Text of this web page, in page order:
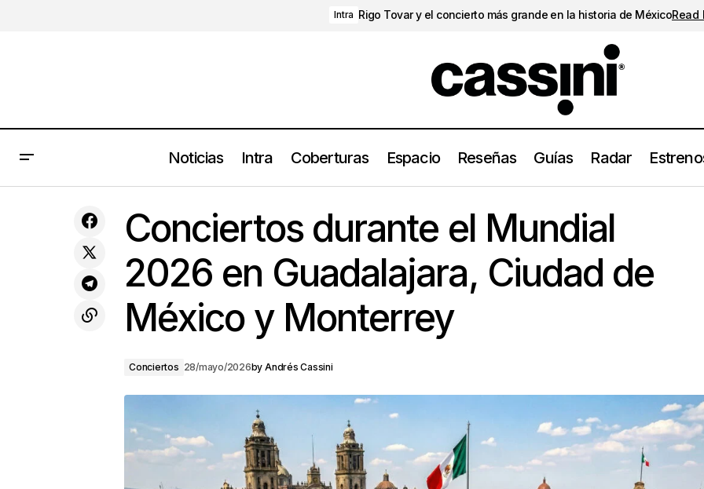
Intra Rigo Tovar y el concierto más grande en la historia de MéxicoRead
Noticias Intra Coberturas Espacio Reseñas Guías Radar
nuevo álbum colaborativo
Conciertos durante el Mundial 2026 en Guadalajara, Ciudad de
Conciertos durante el Mundial
2026 en Guadalajara, Ciudad de
México y Monterrey
Conciertos 28/mayo/2026by Andrés Cassini